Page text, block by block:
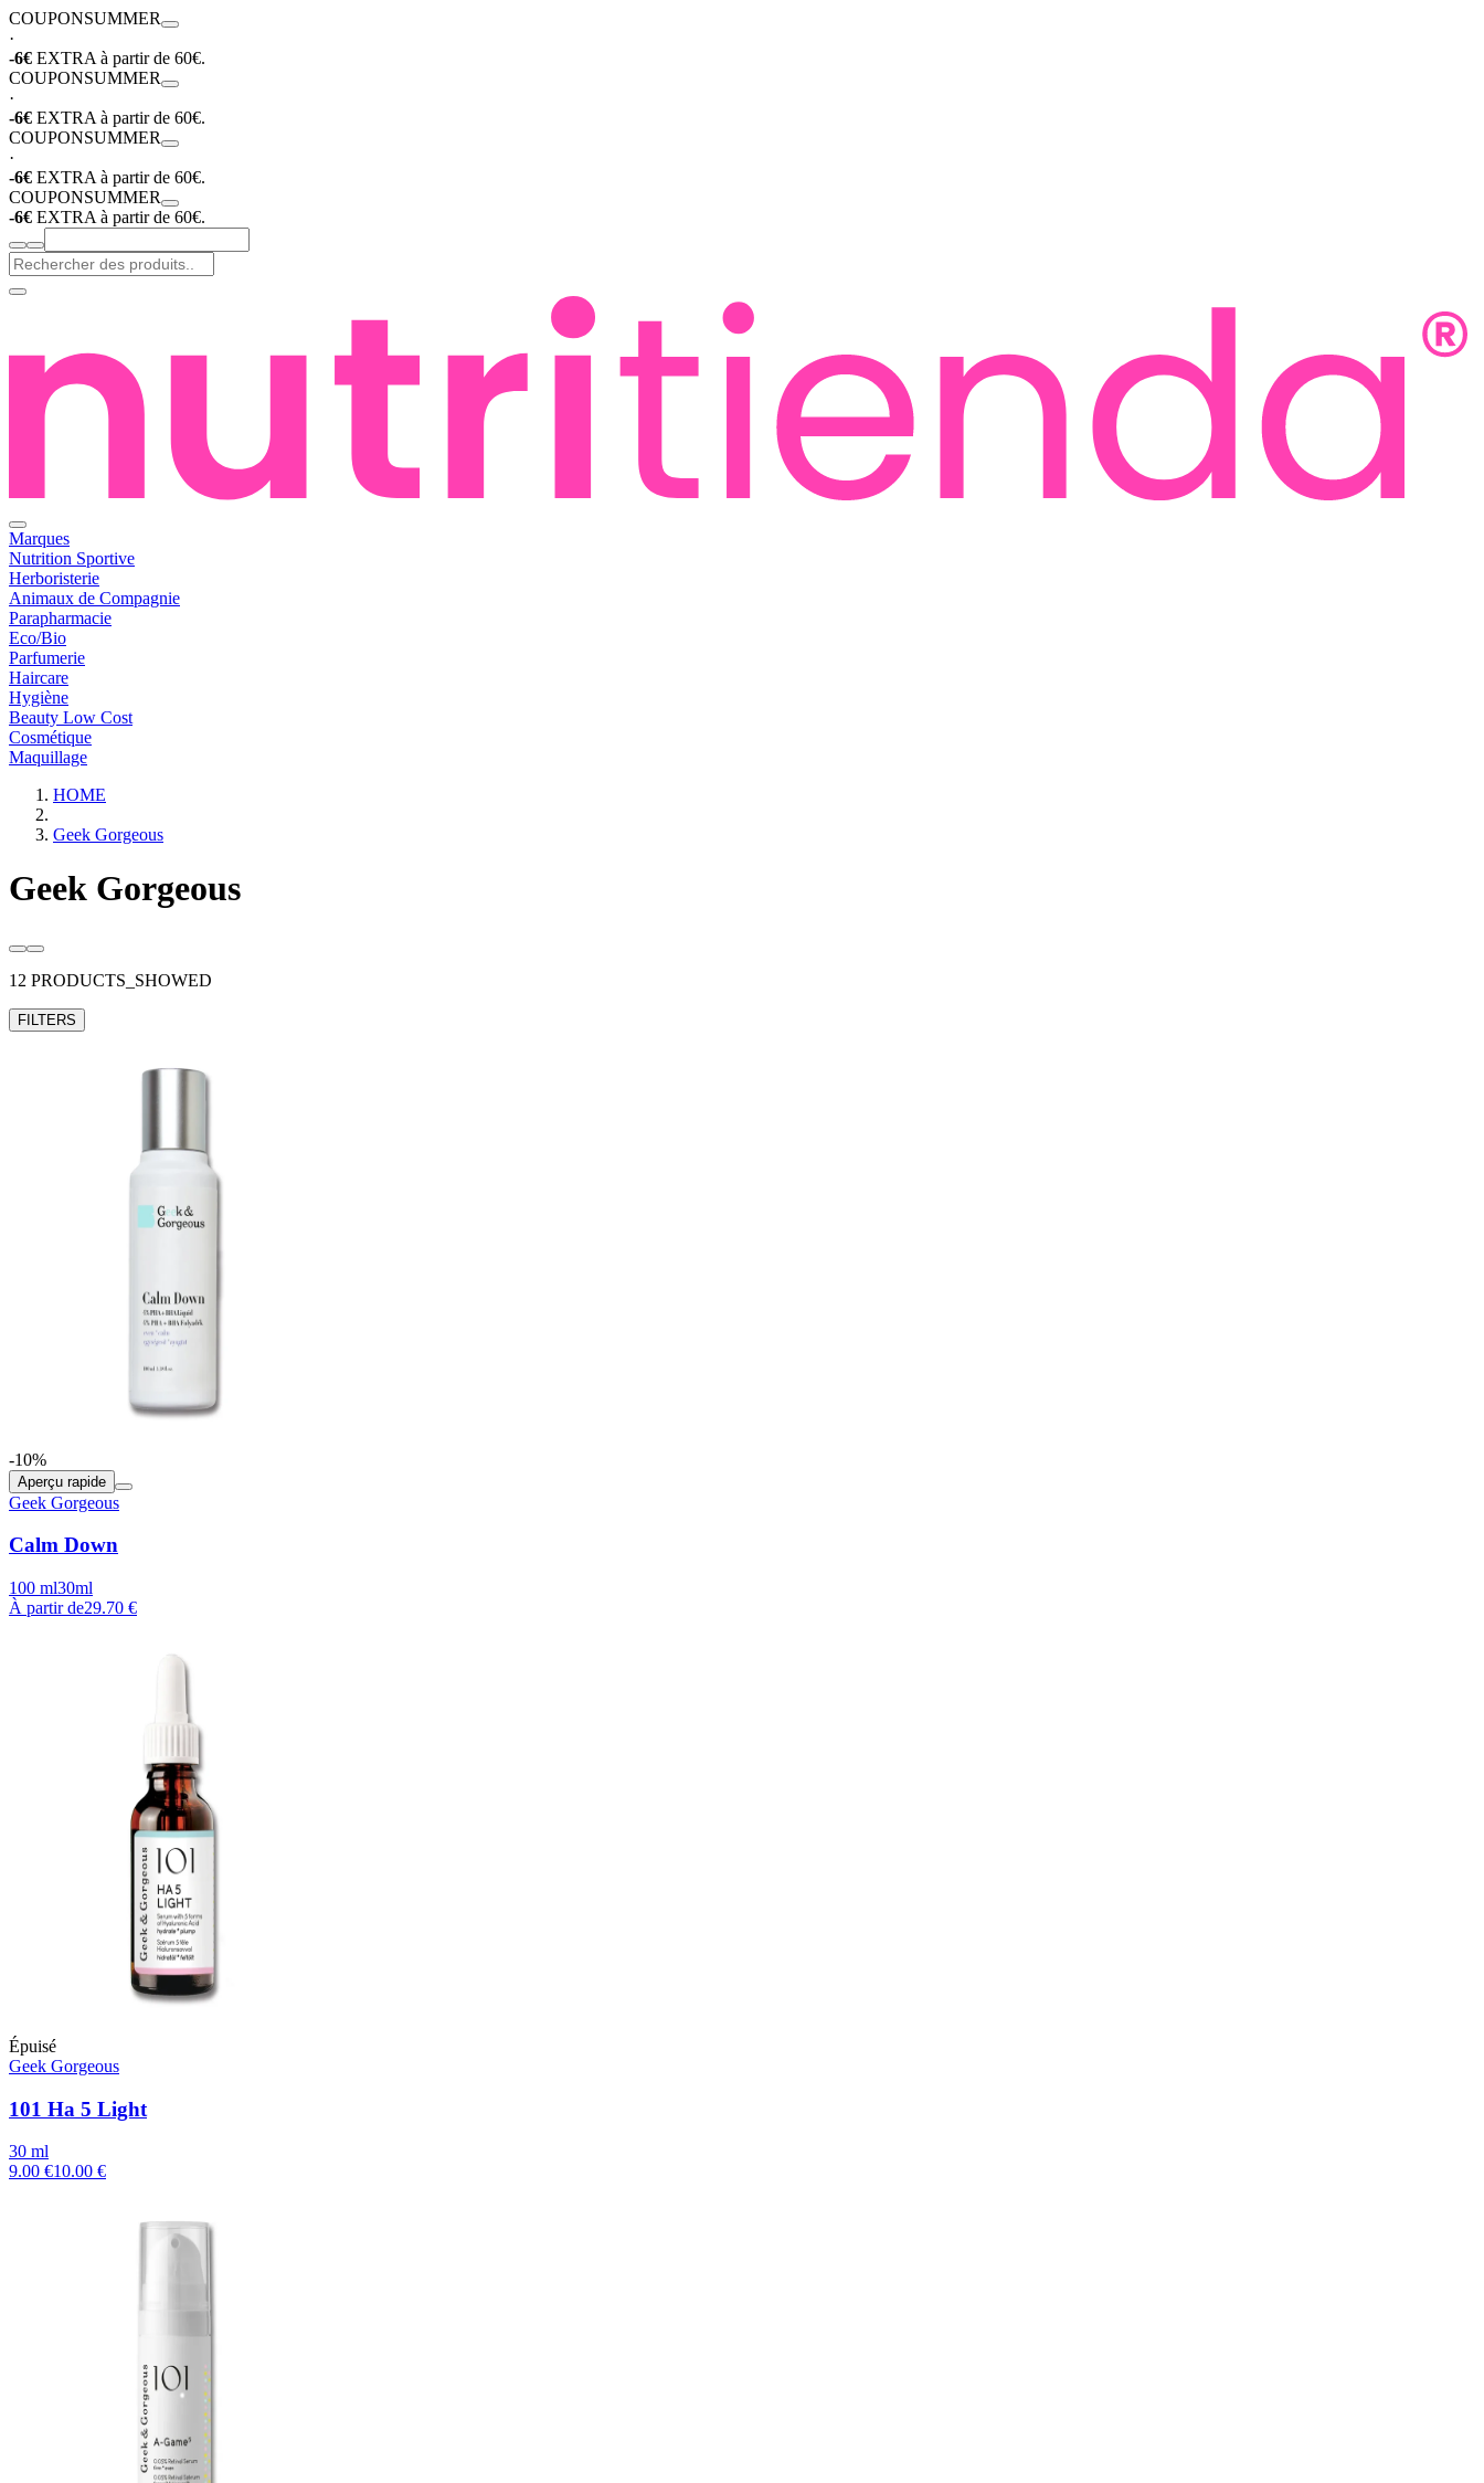
COUPONSUMMER
·
-6€ EXTRA à partir de 60€.
COUPONSUMMER
·
-6€ EXTRA à partir de 60€.
COUPONSUMMER
·
-6€ EXTRA à partir de 60€.
COUPONSUMMER
-6€ EXTRA à partir de 60€.
Marques
Nutrition Sportive
Herboristerie
Animaux de Compagnie
Parapharmacie
Eco/Bio
Parfumerie
Haircare
Hygiène
Beauty Low Cost
Cosmétique
Maquillage
HOME
Geek Gorgeous
Geek Gorgeous
12 PRODUCTS_SHOWED
FILTERS
-10%
Aperçu rapide
Geek Gorgeous
Calm Down
100 ml30ml
À partir de29.70 €
Épuisé
Geek Gorgeous
101 Ha 5 Light
30 ml
9.00 €10.00 €